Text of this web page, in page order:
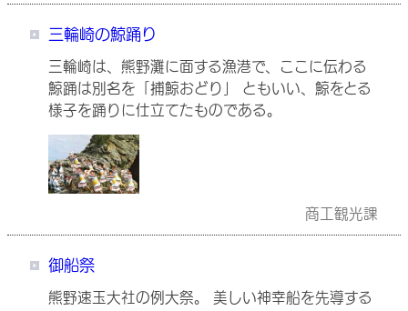
三輪崎の鯨踊り
三輪崎は、熊野灘に面する漁港で、ここに伝わる
鯨踊は別名を「捕鯨おどり」 ともいい、鯨をとる
様子を踊りに仕立てたものである。
商工観光課
御船祭
熊野速玉大社の例大祭。 美しい神幸船を先導する